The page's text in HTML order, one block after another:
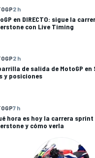
2 h
en DIRECTO: sigue la
con Live Timing
2 h
de salida de MotoGP en
y posiciones
7 h
hora es hoy la carrera sprint
y cómo verla